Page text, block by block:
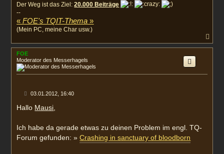
Der Weg ist das Ziel:20.000 Beiträge
--
«FOE's TQIT-Thema »
(Mein PC, meine Char usw.)
a
c
FOE
Moderator des Messerhagels
B
i
a
g
03.01.2012, 16:40
Hallo Mausi
Ich habe da gerade etwas zu deinen Problem im engl. TQ-
Forum gefunden: »Crashing in sanctuary of bloodborn